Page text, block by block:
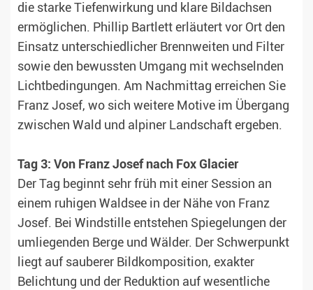
die starke Tiefenwirkung und klare Bildachsen
ermöglichen. Phillip Bartlett erläutert vor Ort den
Einsatz unterschiedlicher Brennweiten und Filter
sowie den bewussten Umgang mit wechselnden
Lichtbedingungen. Am Nachmittag erreichen Sie
Franz Josef, wo sich weitere Motive im Übergang
zwischen Wald und alpiner Landschaft ergeben.
Tag 3: Von Franz Josef nach Fox Glacier
Der Tag beginnt sehr früh mit einer Session an
einem ruhigen Waldsee in der Nähe von Franz
Josef. Bei Windstille entstehen Spiegelungen der
umliegenden Berge und Wälder. Der Schwerpunkt
liegt auf sauberer Bildkomposition, exakter
Belichtung und der Reduktion auf wesentliche